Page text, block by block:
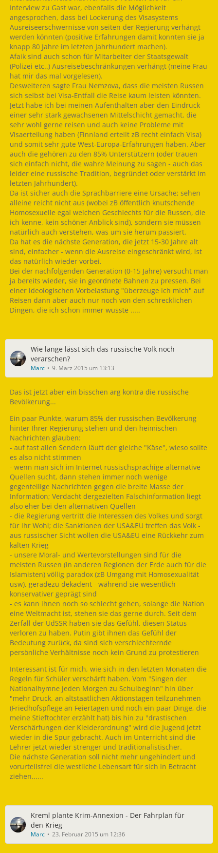
Interview zu Gast war, ebenfalls die Möglichkeit
angesprochen, dass bei Lockerung des Visasystems
Ausreiseerschwernisse von seiten der Regierung verhängt
werden könnten (positive Erfahrungen damit konnten sie ja
knapp 80 Jahre im letzten Jahrhundert machen).
Afaik sind auch schon für Mitarbeiter der Staatsgewalt
(Polizei etc..) Ausreisebeschränkungen verhängt (meine Frau
hat mir das mal vorgelesen).
Desweiteren sagte Frau Nemzova, dass die meisten Russen
sich selbst bei Visa-Entfall die Reise kaum leisten könnten.
Jetzt habe ich bei meinen Aufenthalten aber den Eindruck
einer sehr stark gewachsenen Mittelschicht gemacht, die
sehr wohl gerne reisen und auch keine Probleme mit
Visaerteilung haben (Finnland erteilt zB recht einfach Visa)
und somit sehr gute West-Europa-Erfahrungen haben. Aber
auch die gehören zu den 85% Unterstützern (oder trauen
sich einfach nicht, die wahre Meinung zu sagen - auch das
leider eine russische Tradition, begründet oder verstärkt im
letzten Jahrhundert).
Da ist sicher auch die Sprachbarriere eine Ursache; sehen
alleine reicht nicht aus (wobei zB öffentlich knutschende
Homosexuelle egal welchen Geschlechts für die Russen, die
ich kenne, kein schöner Anblick sind), sondern sie müssen
natürlich auch verstehen, was um sie herum passiert.
Da hat es die nächste Generation, die jetzt 15-30 Jahre alt
sind, einfacher - wenn die Ausreise eingeschränkt wird, ist
das natürlich wieder vorbei.
Bei der nachfolgenden Generation (0-15 Jahre) versucht man
ja bereits wieder, sie in geordnete Bahnen zu pressen. Bei
einer ideologischen Vorbelastung "überzeuge ich mich" auf
Reisen dann aber auch nur noch von den schrecklichen
Dingen, die ich schon immer wusste .....
Wie lange lässt sich das russische Volk noch
verarschen?
Marc 9. März 2015 um 13:13
Das ist jetzt aber ein bisschen arg kontra die russische
Bevölkerung...
Ein paar Punkte, warum 85% der russischen Bevölkerung
hinter Ihrer Regierung stehen und den heimischen
Nachrichten glauben:
- auf fast allen Sendern läuft der gleiche "Käse", wieso sollte
es also nicht stimmen
- wenn man sich im Internet russischsprachige alternative
Quellen sucht, dann stehen immer noch wenige
gegenteilige Nachrichten gegen die breite Masse der
Information; Verdacht dergezielten Falschinformation liegt
also eher bei den alternativen Quellen
- die Regierung vertritt die Interessen des Volkes und sorgt
für ihr Wohl; die Sanktionen der USA&EU treffen das Volk -
aus russischer Sicht wollen die USA&EU eine Rückkehr zum
kalten Krieg
- unsere Moral- und Wertevorstellungen sind für die
meisten Russen (in anderen Regionen der Erde auch für die
Islamisten) völlig paradox (zB Umgang mit Homosexualität
usw), geradezu dekadent - während sie wesentlich
konservativer geprägt sind
- es kann ihnen noch so schlecht gehen, solange die Nation
eine Weltmacht ist, stehen sie das gerne durch. Seit dem
Zerfall der UdSSR haben sie das Gefühl, diesen Status
verloren zu haben. Putin gibt ihnen das Gefühl der
Bedeutung zurück, da sind sich verschlechternde
persönliche Verhältnisse noch kein Grund zu protestieren
Interessant ist für mich, wie sich in den letzten Monaten die
Regeln für Schüler verschärft haben. Vom "Singen der
Nationalhymne jeden Morgen zu Schulbeginn" hin über
"mehr Druck, an altstaatlichen Aktionstagen teilzunehmen
(Friedhofspflege an Feiertagen und noch ein paar Dinge, die
meine Stieftochter erzählt hat) bis hin zu "drastischen
Verschärfungen der Kleiderordnung" wird die Jugend jetzt
wieder in die Spur gebracht. Auch im Unterricht sind die
Lehrer jetzt wieder strenger und traditionalistischer.
Die nächste Generation soll nicht mehr ungehindert und
vorurteilsfrei die westliche Lebensart für sich in Betracht
ziehen......
Kreml plante Krim-Annexion - Der Fahrplan für
den Krieg
Marc 23. Februar 2015 um 12:36